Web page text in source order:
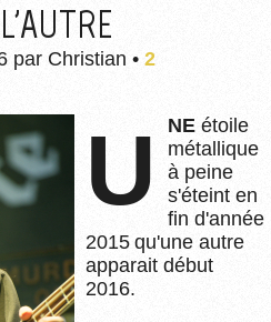
par Christian • 2
UNE étoile
métallique
à peine
s'éteint en
fin d'année
2015 qu'une autre
apparait début
2016.